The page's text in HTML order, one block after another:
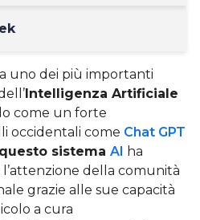
uno dei più importanti
Intelligenza Artificiale
come un forte
occidentali come Chat GPT
questo sistema AI ha
della comunità
grazie alle sue capacità
a cura